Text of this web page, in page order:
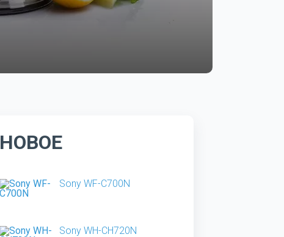
НОВОЕ
Sony WF-C700N
Sony WH-CH720N